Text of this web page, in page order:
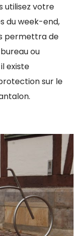
utilisez votre
du week-end,
permettra de
ou
existe
sur le